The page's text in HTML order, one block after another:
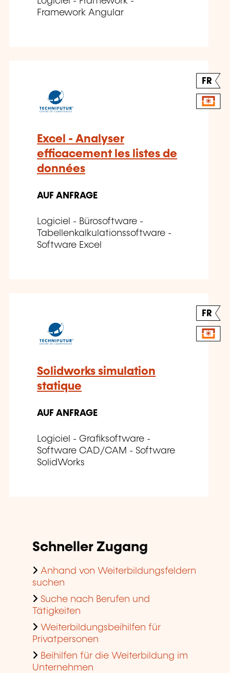
Framework Angular
FR
Excel - Analyser
efficacement les listes de
données
AUF ANFRAGE
Logiciel - Bürosoftware -
Tabellenkalkulationssoftware -
Software Excel
FR
Solidworks simulation
statique
AUF ANFRAGE
Logiciel - Grafiksoftware -
Software CAD/CAM - Software
SolidWorks
Schneller Zugang
Anhand von Weiterbildungsfeldern
suchen
Suche nach Berufen und
Tätigkeiten
Weiterbildungsbeihilfen für
Privatpersonen
Beihilfen für die Weiterbildung im
Unternehmen